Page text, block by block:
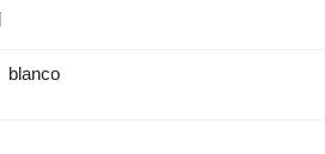
blanco